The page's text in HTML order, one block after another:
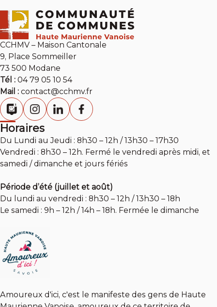
CCHMV – Maison Cantonale
9, Place Sommeiller
73 500 Modane
Tél : 04 79 05 10 54
Mail : contact@cchmv.fr
Horaires
Du Lundi au Jeudi : 8h30 – 12h / 13h30 – 17h30
Vendredi : 8h30 – 12h. Fermé le vendredi après midi, et
samedi / dimanche et jours fériés
Période d’été (juillet et août)
Du lundi au vendredi : 8h30 – 12h / 13h30 – 18h
Le samedi : 9h – 12h / 14h – 18h. Fermée le dimanche
Amoureux d'ici, c'est le manifeste des gens de Haute